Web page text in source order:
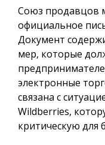
Союз продавцов
официальное
Документ
мер, которые
электронные
связана с
Wildberries,
критическую для